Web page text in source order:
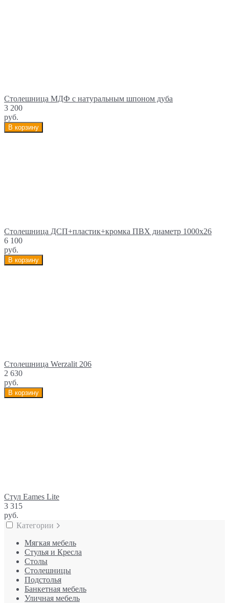
Столешница МДФ с натуральным шпоном дуба
3 200
руб.
В корзину
Столешница ДСП+пластик+кромка ПВХ диаметр 1000х26
6 100
руб.
В корзину
Столешница Werzalit 206
2 630
руб.
В корзину
Cтул Eames Lite
3 315
руб.
Категории
Мягкая мебель
Стулья и Кресла
Столы
Столешницы
Подстолья
Банкетная мебель
Уличная мебель